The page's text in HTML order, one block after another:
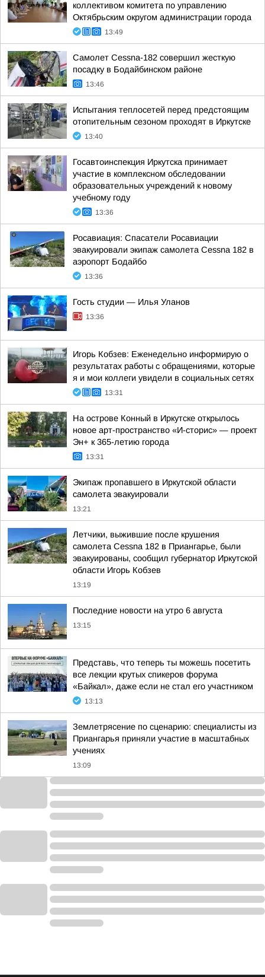
коллективом комитета по управлению
Октябрьским округом администрации города
13:49
Самолет Cessna-182 совершил жесткую
посадку в Бодайбинском районе
13:46
Испытания теплосетей перед предстоящим
отопительным сезоном проходят в Иркутске
13:40
Госавтоинспекция Иркутска принимает
участие в комплексном обследовании
образовательных учреждений к новому
учебному году
13:36
Росавиация: Спасатели Росавиации
эвакуировали экипаж самолета Cessna 182 в
аэропорт Бодайбо
13:36
Гость студии — Илья Уланов
13:36
Игорь Кобзев: Еженедельно информирую о
результатах работы с обращениями, которые
я и мои коллеги увидели в социальных сетях
13:31
На острове Конный в Иркутске открылось
новое арт-пространство «И-сторис» — проект
Эн+ к 365-летию города
13:31
Экипаж пропавшего в Иркутской области
самолета эвакуировали
13:21
Летчики, выжившие после крушения
самолета Cessna 182 в Приангарье, были
эвакуированы, сообщил губернатор Иркутской
области Игорь Кобзев
13:19
Последние новости на утро 6 августа
13:15
Представь, что теперь ты можешь посетить
все лекции крутых спикеров форума
«Байкал», даже если не стал его участником
13:13
Землетрясение по сценарию: специалисты из
Приангарья приняли участие в масштабных
учениях
13:09